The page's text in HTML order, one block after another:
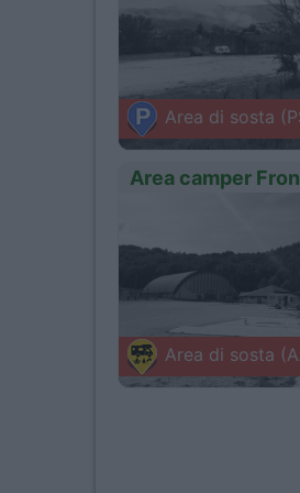
Area di sosta
Area camper
Area di sosta